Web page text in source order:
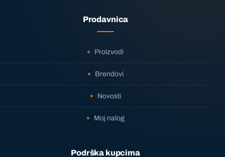
Prodavnica
Proizvodi
Brendovi
Novosti
Moj nalog
Podrška kupcima